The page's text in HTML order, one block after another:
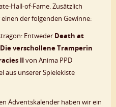
Hall-of-Fame. Zusätzlich
der folgenden Gewinne:
Entweder Death at
verschollene Tramperin
IIvon Anima PPD
aus unserer Spielekiste
Adventskalender haben wir ein